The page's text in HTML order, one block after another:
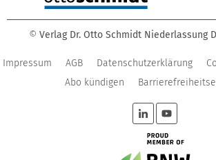
© Verlag Dr. Otto Schmidt Niederlassung
Impressum AGB Datenschutzerklärung
Abo kündigen